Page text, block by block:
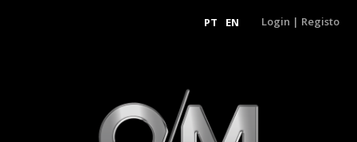
PT EN Login | Registo